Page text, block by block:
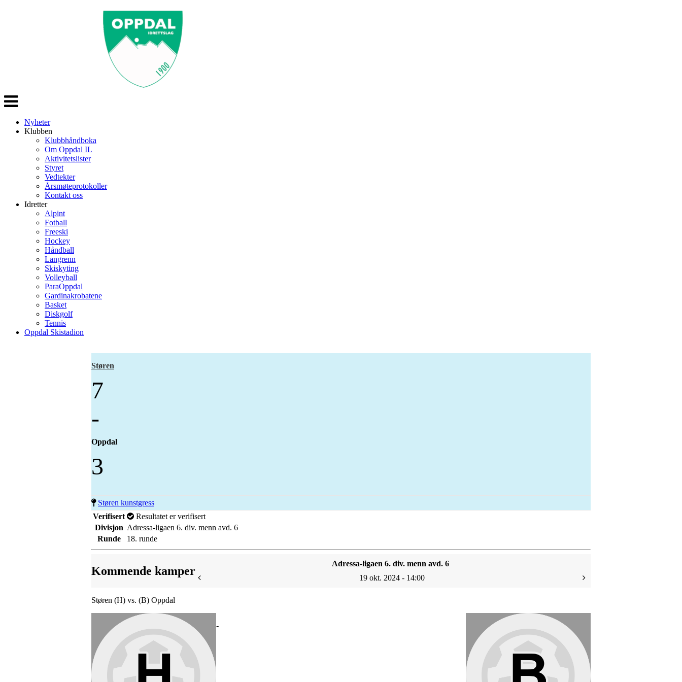
Veksle
navigasjon
Nyheter
Klubben
Klubbhåndboka
Om Oppdal IL
Aktivitetslister
Styret
Vedtekter
Årsmøteprotokoller
Kontakt oss
Idretter
Alpint
Fotball
Freeski
Hockey
Håndball
Langrenn
Skiskyting
Volleyball
ParaOppdal
Gardinakrobatene
Basket
Diskgolf
Tennis
Oppdal Skistadion
Støren
7
-
Oppdal
3
Støren kunstgress
Verifisert
Resultatet er verifisert
Divisjon Adressa-ligaen 6. div. menn avd. 6
Runde
18. runde
Kommende kamper
Adressa-ligaen 6. div. menn avd. 6
19 okt. 2024 - 14:00
Støren (H) vs. (B) Oppdal
-